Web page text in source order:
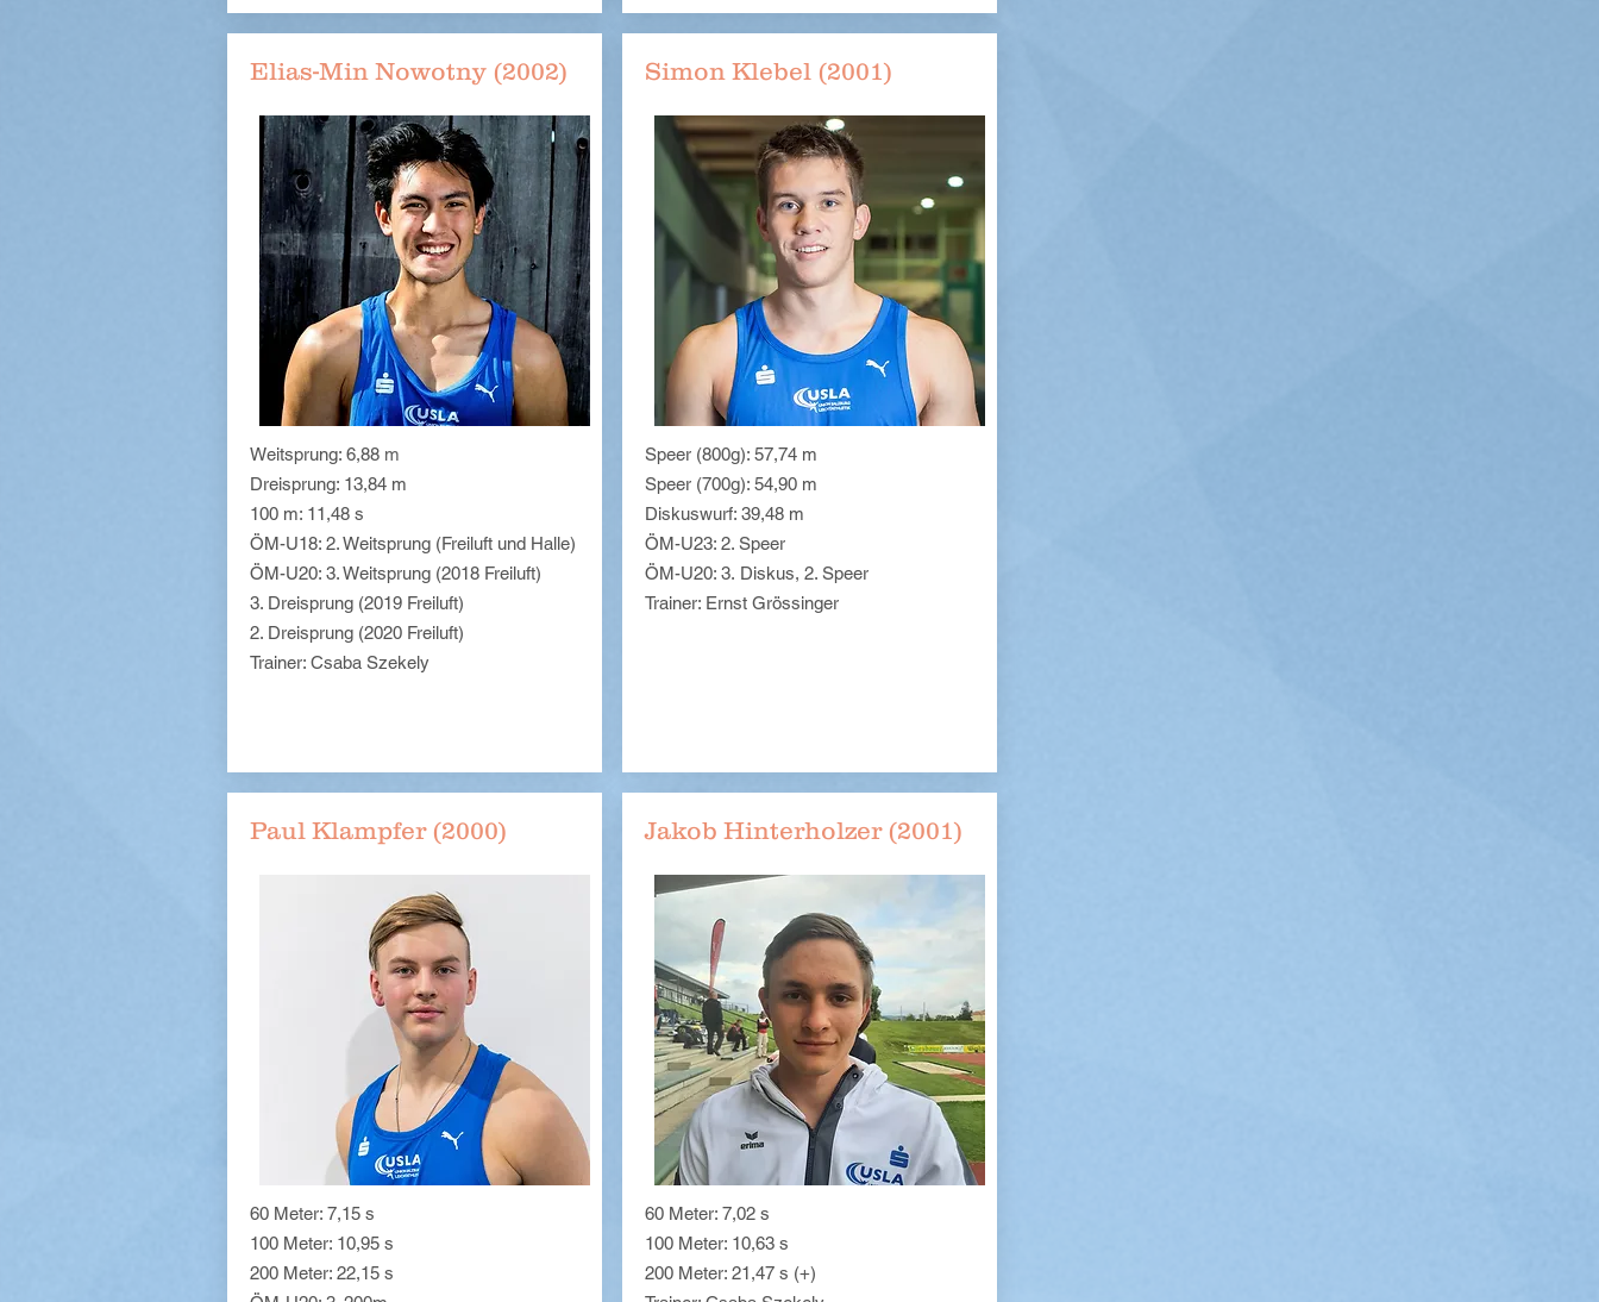
Elias-Min Nowotny (2002)
Weitsprung: 6,88m
Dreisprung: 13,84 m
100 m: 11,48 s
ÖM-U18: 2. Weitsprung (Freiluft und Halle)
ÖM-U20: 3. Weitsprung (2018 Freiluft)
3. Dreisprung (2019 Freiluft)
2. Dreisprung (2020 Freiluft)
Trainer: Csaba Szekely
Paul Klampfer (2000)
60 Meter: 7,15 s
100 Meter: 10,95 s
200 Meter: 22,15 s
Simon Klebel (2001)
Speer (800g): 57,74 m
Speer (700g): 54,90 m
Diskuswurf: 39,48 m
ÖM-U23: 2. Speer
ÖM-U20: 3. Diskus, 2. Speer
Trainer: Ernst Grössinger
Jakob Hinterholzer (2001)
60 Meter: 7,02 s
100 Meter: 10,63 s
200 Meter: 21,47 s (+)